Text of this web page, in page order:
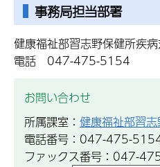
事務局担当部署
健康福祉部習志野保健所疾
電話 047-475-5154
お問い合わせ
所属課室： 健康福祉部習
電話番号：047-475-
ファックス番号：047-